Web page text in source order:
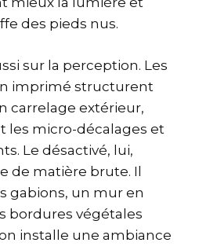
des pieds nus.
sur la perception. Les
imprimé structurent
carrelage extérieur,
les micro-décalages et
Le désactivé, lui,
de matière brute. Il
gabions, un mur en
bordures végétales
installe une ambiance